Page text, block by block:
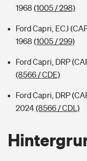
1968 (1005 / 298)
Ford Capri, ECJ
1968 (1005 / 299)
Ford Capri, DRP
(8566 / CDE)
Ford Capri, DRP
2024(8566 / CDL)